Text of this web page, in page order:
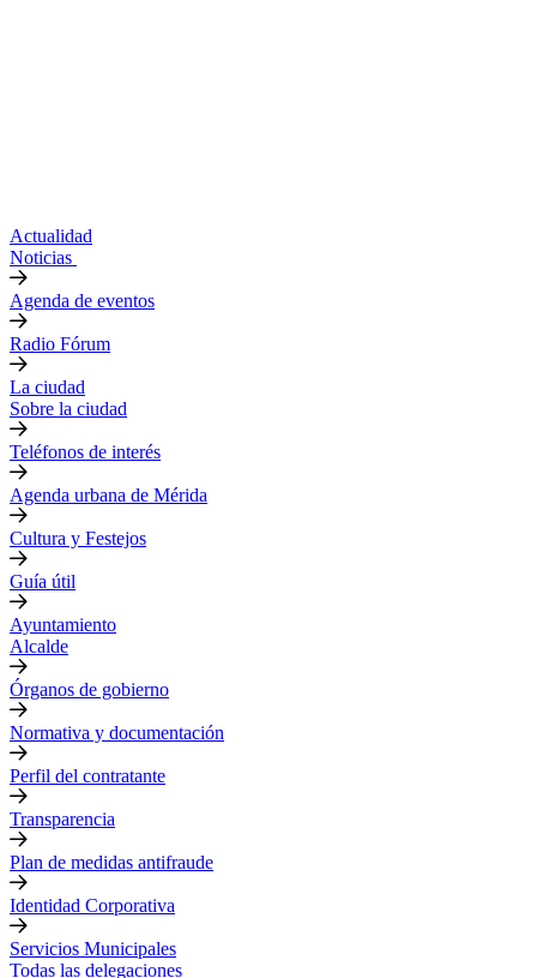
Actualidad
Noticias
Agenda de eventos
Radio Fórum
La ciudad
Sobre la ciudad
Teléfonos de interés
Agenda urbana de Mérida
Cultura y Festejos
Guía útil
Ayuntamiento
Alcalde
Órganos de gobierno
Normativa y documentación
Perfil del contratante
Transparencia
Plan de medidas antifraude
Identidad Corporativa
Servicios Municipales
Todas las delegaciones